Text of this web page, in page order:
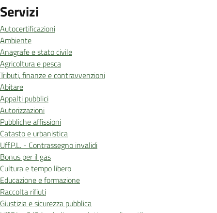
Servizi
Autocertificazioni
Ambiente
Anagrafe e stato civile
Agricoltura e pesca
Tributi, finanze e contravvenzioni
Abitare
Appalti pubblici
Autorizzazioni
Pubbliche affissioni
Catasto e urbanistica
Uff.P.L. - Contrassegno invalidi
Bonus per il gas
Cultura e tempo libero
Educazione e formazione
Raccolta rifiuti
Giustizia e sicurezza pubblica